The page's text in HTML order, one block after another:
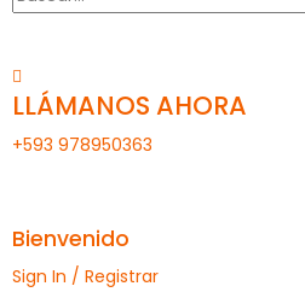
LLÁMANOS AHORA
+593 978950363
Bienvenido
Sign In / Registrar